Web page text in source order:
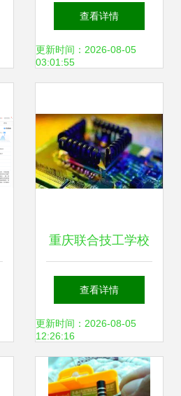
及电器维修服务指
南
查看详情
更新时间：2026-08-05
03:01:55
重庆联合技工学校
来务川招生，机不
可失！
查看详情
更新时间：2026-08-05
12:26:16